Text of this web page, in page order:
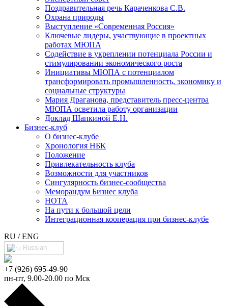
Поздравительная речь Караченкова С.В.
Охрана природы
Выступление «Современная Россия»
Ключевые лидеры, участвующие в проектных
работах МЮПА
Cодействие в укреплении потенциала России и
стимулировании экономического роста
Инициативы МЮПА с потенциалом
трансформировать промышленность, экономику и
социальные структуры
Мария Драганова, представитель пресс-центра
МЮПА осветила работу организации
Доклад Шапкиной Е.Н.
Бизнес-клуб
О бизнес-клубе
Хронология НБК
Положение
Привлекательность клуба
Возможности для участников
Сингулярность бизнес-сообщества
Меморандум Бизнес клуба
НОТА
На пути к большой цели
Интеграционная кооперация при бизнес-клубе
RU / ENG
Russian
+7 (926) 695-49-90
пн-пт, 9.00-20.00 по Мск